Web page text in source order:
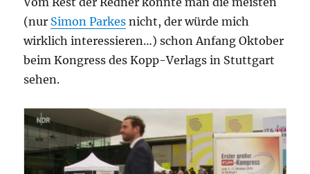
(nur Simon Parkes nicht, der würde mich
wirklich interessieren…) schon Anfang Oktober
beim Kongress des Kopp-Verlags in Stuttgart
sehen.